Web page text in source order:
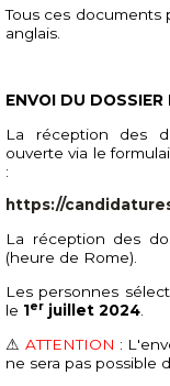
Tous ces documents
anglais.
ENVOI DU
La réception des
ouverte via le
:
https://
La réception des
(heure de Rome).
Les personnes
le 1er juillet 2024
⚠ ATTENTION :
ne sera pas possible